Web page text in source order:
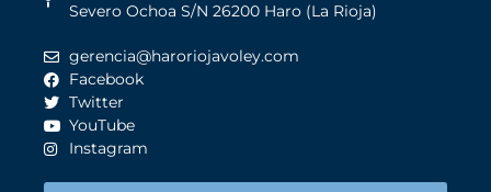
Severo Ochoa S/N 26200 Haro (La Rioja)
gerencia@haroriojavoley.com
Facebook
Twitter
YouTube
Instagram